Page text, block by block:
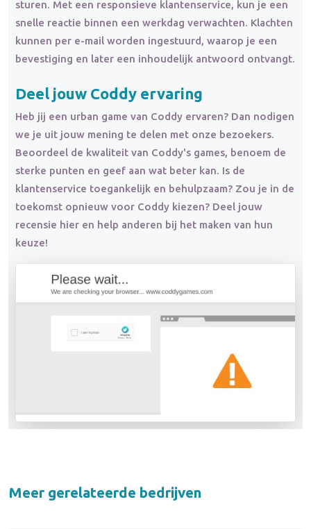
sturen. Met een responsieve klantenservice, kun je een
snelle reactie binnen een werkdag verwachten. Klachten
kunnen per e-mail worden ingestuurd, waarop je een
bevestiging en later een inhoudelijk antwoord ontvangt.
Deel jouw Coddy ervaring
Heb jij een urban game van Coddy ervaren? Dan nodigen
we je uit jouw mening te delen met onze bezoekers.
Beoordeel de kwaliteit van Coddy's games, benoem de
sterke punten en geef aan wat beter kan. Is de
klantenservice toegankelijk en behulpzaam? Zou je in de
toekomst opnieuw voor Coddy kiezen? Deel jouw
recensie hier en help anderen bij het maken van hun
keuze!
Meer gerelateerde bedrijven